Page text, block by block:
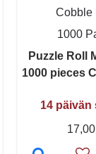
Cobble
1000
Puzzle Roll
1000 pieces
14 päivän